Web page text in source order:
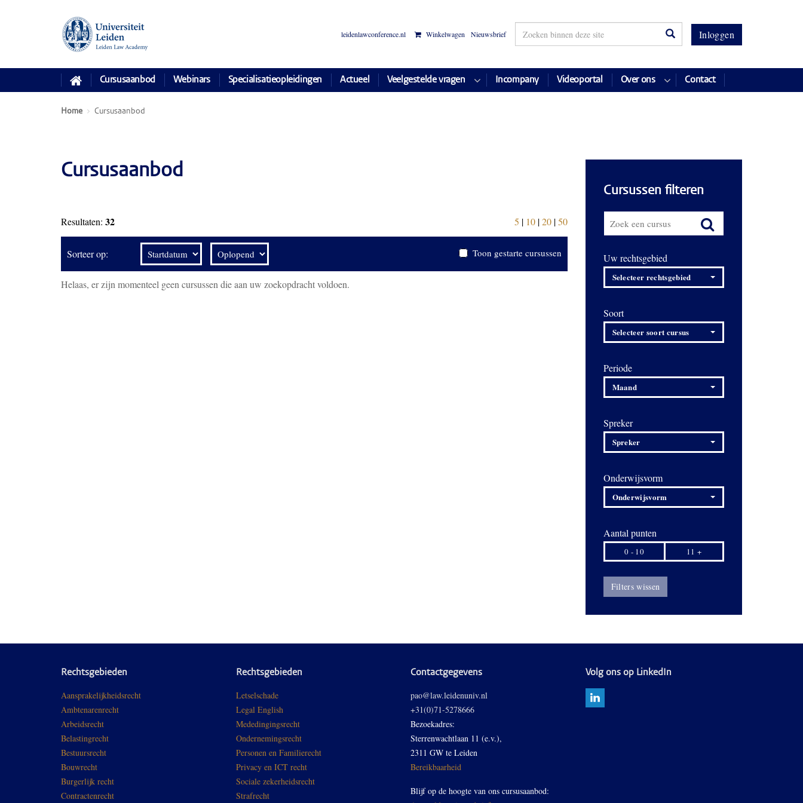
Inloggen
leidenlawconference.nl Winkelwagen Nieuwsbrief
Cursusaanbod Webinars Specialisatieopleidingen Actueel Veelgestelde vragen Incompany Videoportal Over ons Contact
Home Cursusaanbod
Cursusaanbod
Resultaten: 32 5 | 10|20|50
Sorteer op: Toon gestarte cursussen
Helaas, er zijn momenteel geen cursussen die aan uw zoekopdracht voldoen.
Cursussen filteren
Uw rechtsgebied
Selecteer rechtsgebied
Soort
Selecteer soort cursus
Periode
Maand
Spreker
Spreker
Onderwijsvorm
Onderwijsvorm
Aantal punten
0 - 10 11 +
Filters wissen
Rechtsgebieden
Aansprakelijkheidsrecht
Ambtenarenrecht
Arbeidsrecht
Belastingrecht
Bestuursrecht
Bouwrecht
Burgerlijk recht
Contractenrecht
Rechtsgebieden
Letselschade
Legal English
Mededingingsrecht
Ondernemingsrecht
Personen en Familierecht
Privacy en ICT recht
Sociale zekerheidsrecht
Strafrecht
Contactgegevens
pao@law.leidenuniv.nl
+31(0)71-5278666
Bezoekadres:
Sterrenwachtlaan 11 (e.v.),
2311 GW te Leiden
Bereikbaarheid
Blijf op de hoogte van ons cursusaanbod:
Volg ons op LinkedIn